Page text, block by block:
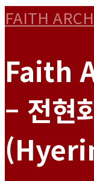
FAITH
Faith
– 전현